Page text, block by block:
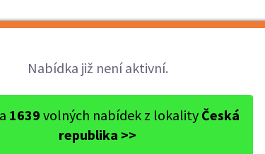
Nabídka již není aktivní.
1639 volných nabídek z lokality Česká
republika >>